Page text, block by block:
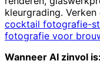
kleurgrading.
cocktail fotografie-
fotografie voor
Wanneer AI zinvol is: